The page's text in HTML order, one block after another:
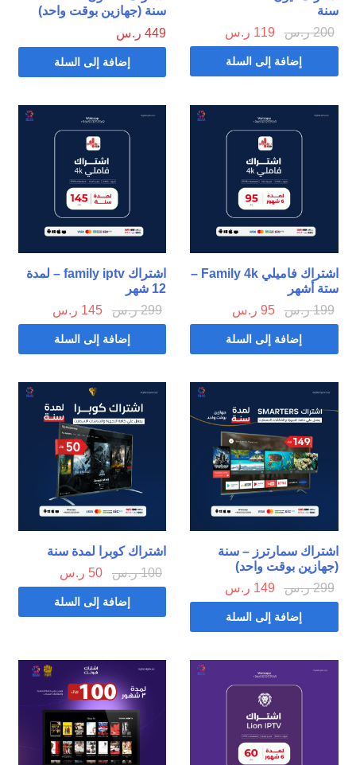
سنة
200 ر.س 119 ر.س
إضافة إلى السلة
سنة (جهازين بوقت واحد)
449 ر.س
إضافة إلى السلة
اشتراك فاميلي Family 4k –
ستة أشهر
199 ر.س 95 ر.س
إضافة إلى السلة
اشتراك family iptv – لمدة
12 شهر
299 ر.س 145 ر.س
إضافة إلى السلة
اشتراك سمارترز – سنة
(جهازين بوقت واحد)
299 ر.س 149 ر.س
إضافة إلى السلة
اشتراك كوبرا لمدة سنة
100 ر.س 50 ر.س
إضافة إلى السلة